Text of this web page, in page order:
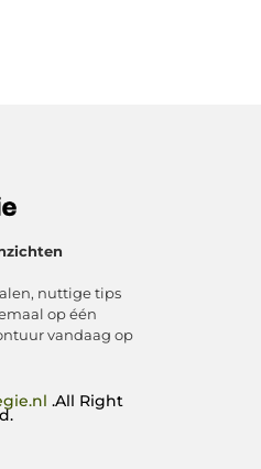
nuttige tips
op één
vandaag op
.All Right